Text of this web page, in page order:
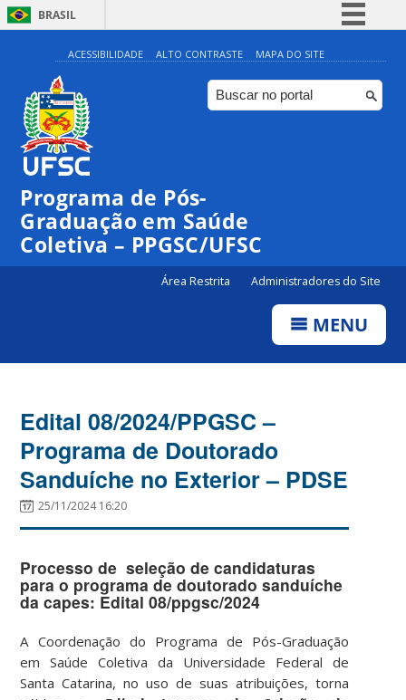
BRASIL
Simplifique!
Comunica BR
Participe
ACESSIBILIDADE ALTO CONTRASTE MAPA DO SITE
Programa de Pós-
Graduação em Saúde
Coletiva – PPGSC/UFSC
Área Restrita Administradores do Site
MENU
Edital 08/2024/PPGSC –
Programa de Doutorado
Sanduíche no Exterior – PDSE
25/11/2024 16:20
Processo de seleção de candidaturas
para o programa de doutorado sanduíche
da capes: Edital 08/ppgsc/2024
A Coordenação do Programa de Pós-Graduação
em Saúde Coletiva da Universidade Federal de
Santa Catarina, no uso de suas atribuições, torna